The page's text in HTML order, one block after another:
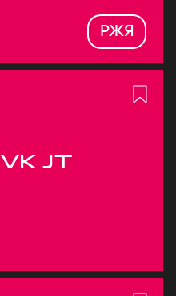
РЖЯ
JT